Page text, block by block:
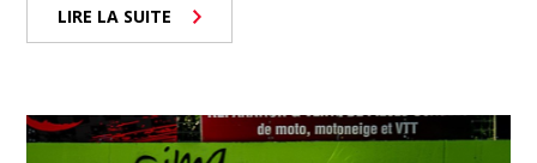
LIRE LA SUITE